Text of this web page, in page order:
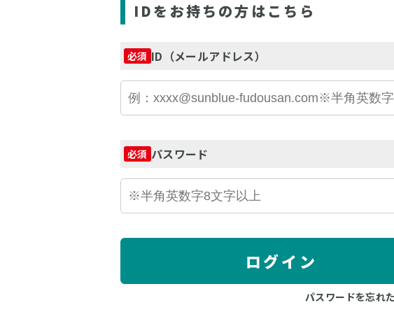
IDをお持ちの方はこちら
必須 ID（メールアドレス）
必須 パスワード
ログイン
パスワードを忘れ